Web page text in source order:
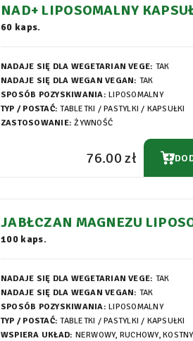
NAD+ LIPOSOMALNY
MG
60 kaps.
NADAJE SIĘ DLA WEGETARIAN VEGE: TAK
NADAJE SIĘ DLA WEGAN VEGAN: TAK
SPOSÓB POZYSKIWANIA: LIPOSOMALNY
TYP / POSTAĆ: TABLETKI / PASTYLKI / KAPSUŁKI
ZASTOSOWANIE: ŻYWNOŚĆ
76.00 zł
JABŁCZAN MAGNEZU
KAPSUŁKI 650MG
100 kaps.
NADAJE SIĘ DLA WEGETARIAN VEGE: TAK
NADAJE SIĘ DLA WEGAN VEGAN: TAK
SPOSÓB POZYSKIWANIA: LIPOSOMALNY
TYP / POSTAĆ: TABLETKI / PASTYLKI / KAPSUŁKI
WSPIERA UKŁAD: NERWOWY, RUCHOWY,